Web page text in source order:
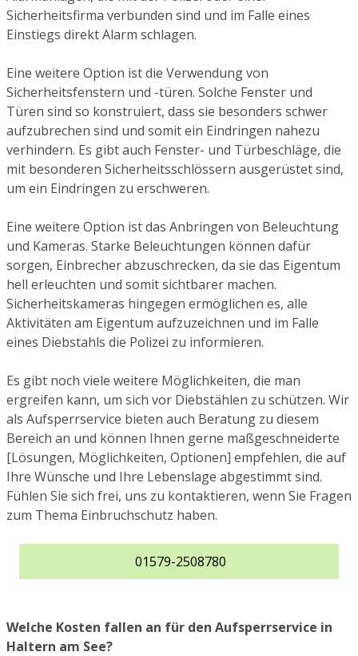
Sicherheitsfirma verbunden sind und im Falle eines
Einstiegs direkt Alarm schlagen.
Eine weitere Option ist die Verwendung von
Sicherheitsfenstern und -türen. Solche Fenster und
Türen sind so konstruiert, dass sie besonders schwer
aufzubrechen sind und somit ein Eindringen nahezu
verhindern. Es gibt auch Fenster- und Türbeschläge, die
mit besonderen Sicherheitsschlössern ausgerüstet sind,
um ein Eindringen zu erschweren.
Eine weitere Option ist das Anbringen von Beleuchtung
und Kameras. Starke Beleuchtungen können dafür
sorgen, Einbrecher abzuschrecken, da sie das Eigentum
hell erleuchten und somit sichtbarer machen.
Sicherheitskameras hingegen ermöglichen es, alle
Aktivitäten am Eigentum aufzuzeichnen und im Falle
eines Diebstahls die Polizei zu informieren.
Es gibt noch viele weitere Möglichkeiten, die man
ergreifen kann, um sich vor Diebstählen zu schützen. Wir
als Aufsperrservice bieten auch Beratung zu diesem
Bereich an und können Ihnen gerne maßgeschneiderte
[Lösungen, Möglichkeiten, Optionen] empfehlen, die auf
Ihre Wünsche und Ihre Lebenslage abgestimmt sind.
Fühlen Sie sich frei, uns zu kontaktieren, wenn Sie Fragen
zum Thema Einbruchschutz haben.
01579-2508780
Welche Kosten fallen an für den Aufsperrservice in
Haltern am See?